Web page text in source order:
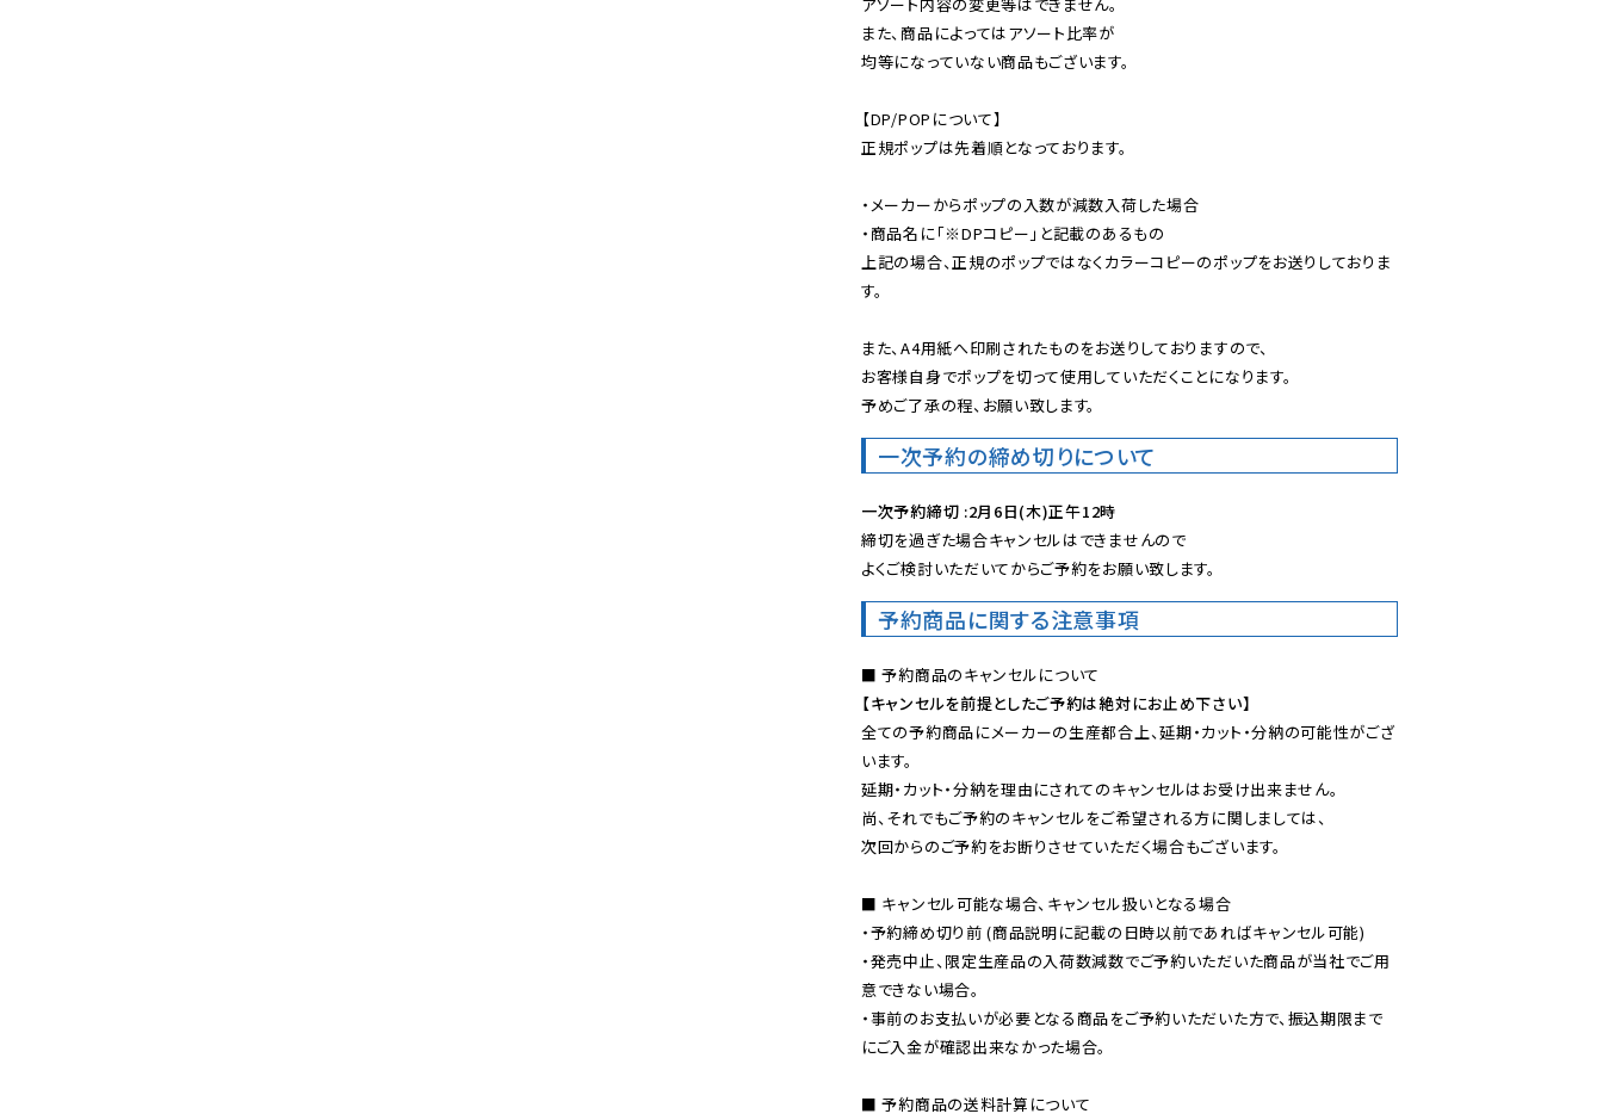
また、商品によってはアソート比率が
均等になっていない商品もございます。
【DP/POPについて】
正規ポップは先着順となっております。
・メーカーからポップの入数が減数入荷した場合
・商品名に「※DPコピー」と記載のあるもの
上記の場合、正規のポップではなくカラーコピーのポップをお送りしておりま
す。
また、A4用紙へ印刷されたものをお送りしておりますので、
お客様自身でポップを切って使用していただくことになります。
予めご了承の程、お願い致します。
一次予約の締め切りについて
一次予約締切 :2月6日(木)正午12時
締切を過ぎた場合キャンセルはできませんので
よくご検討いただいてからご予約をお願い致します。
予約商品に関する注意事項
【キャンセルを前提としたご予約は絶対にお止め下さい】
全ての予約商品にメーカーの生産都合上、延期・カット・分納の可能性がござ
います。
延期・カット・分納を理由にされてのキャンセルはお受け出来ません。
尚、それでもご予約のキャンセルをご希望される方に関しましては、
次回からのご予約をお断りさせていただく場合もございます。
■ キャンセル可能な場合、キャンセル扱いとなる場合
・予約締め切り前 (商品説明に記載の日時以前であればキャンセル可能)
・発売中止、限定生産品の入荷数減数でご予約いただいた商品が当社でご用
意できない場合。
・事前のお支払いが必要となる商品をご予約いただいた方で、振込期限まで
にご入金が確認出来なかった場合。
■ 予約商品の送料計算について